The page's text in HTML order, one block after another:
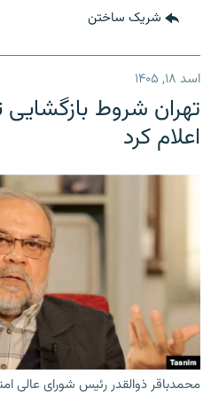
شریک ساختن
اسد ۱۸, ۱۴۰۵
تهران شروط بازگشایی
اعلام کرد
محمدباقر ذوالقدر رئیس شورای عالی